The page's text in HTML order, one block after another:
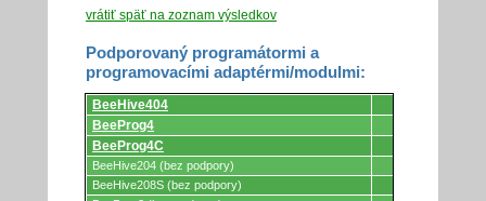
vrátiť späť na zoznam výsledkov
Podporovaný programátormi a
programovacími adaptérmi/modulmi:
Podporovaný
programátormi
programovacími
adaptérmi/modulmi.
BeeHive404
BeeProg4
BeeProg4C
BeeHive204 (bez podpory)
BeeHive208S (bez podpory)